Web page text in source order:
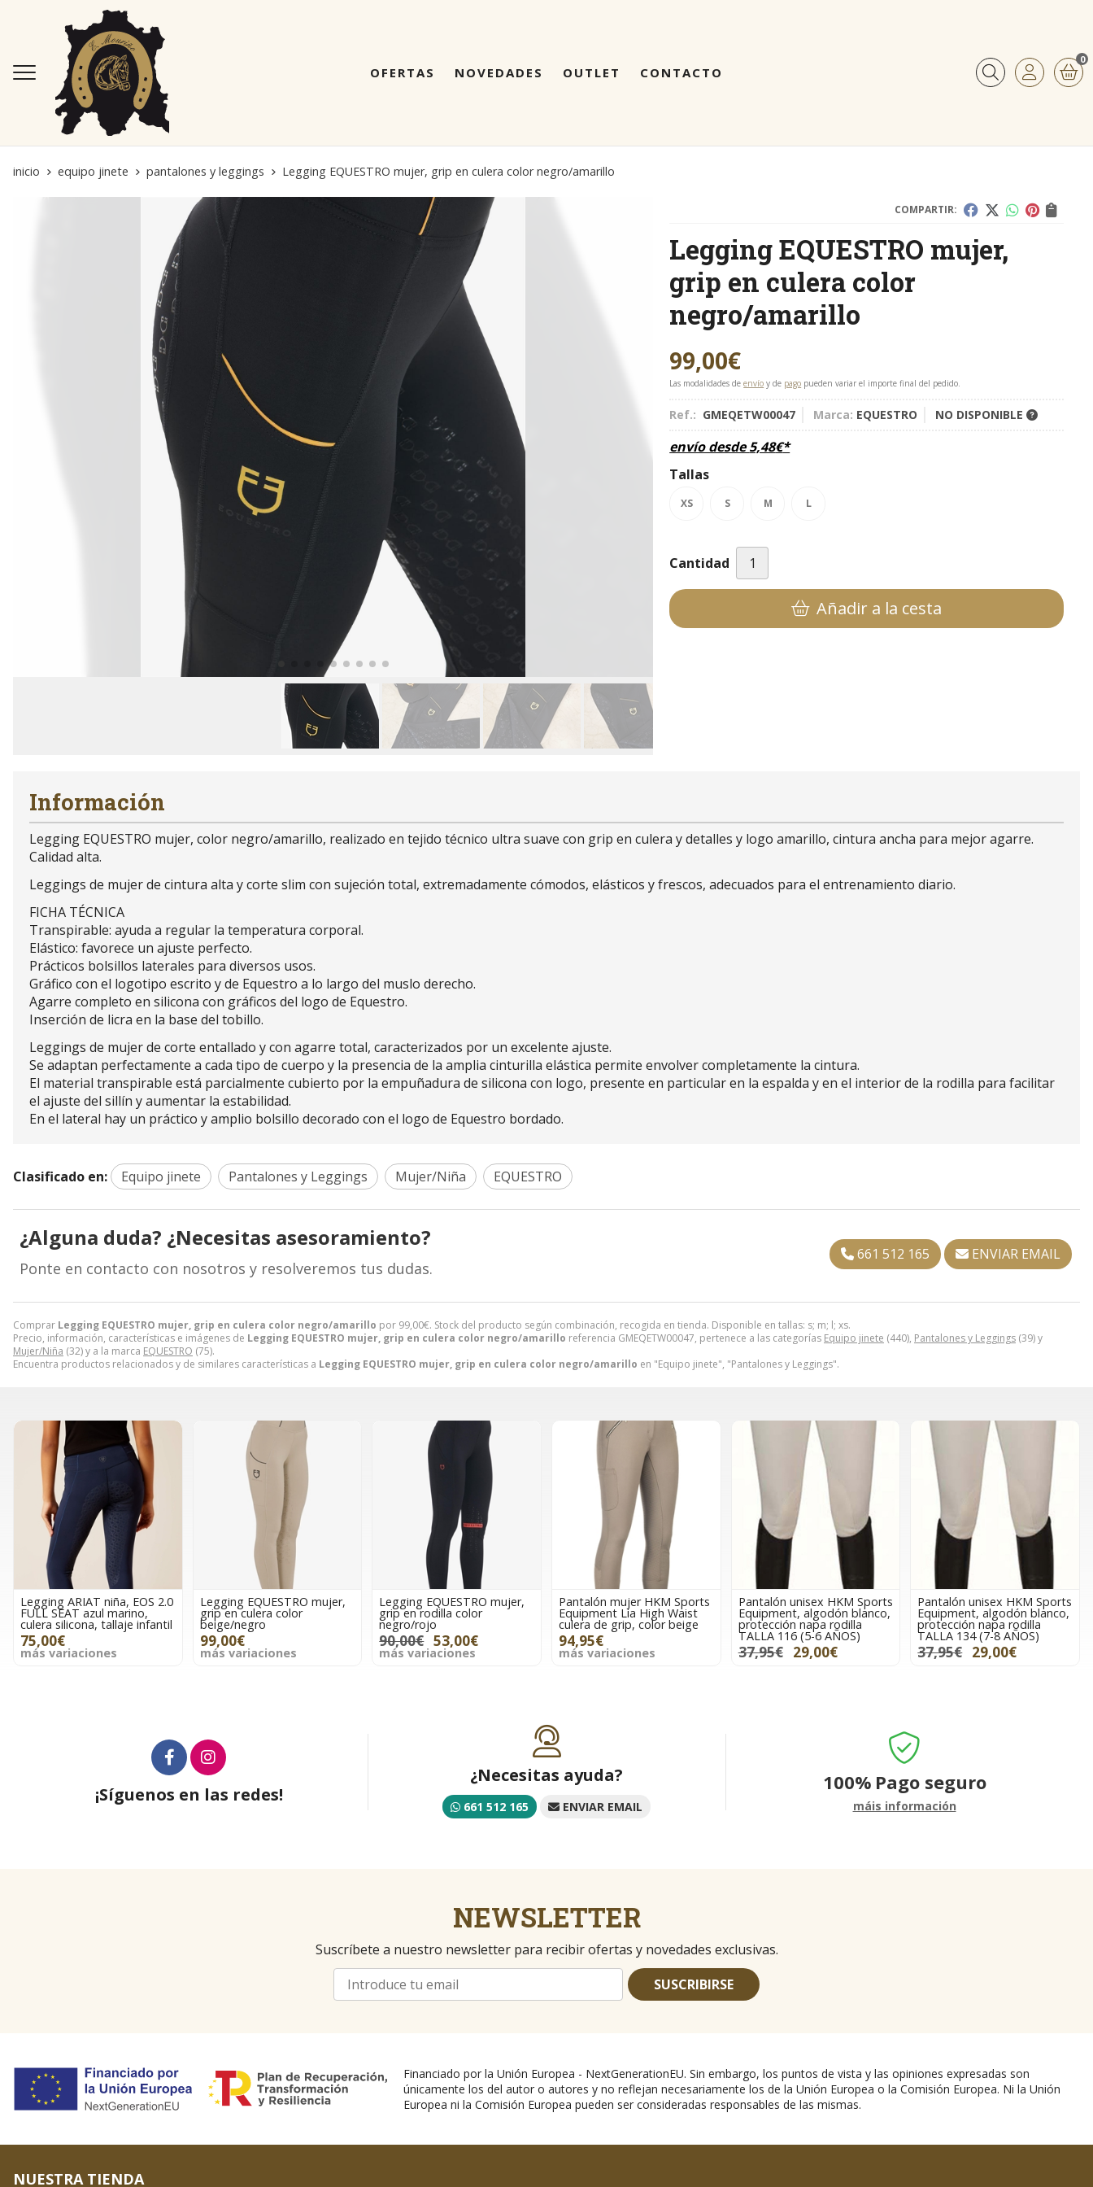
OFERTAS NOVEDADES OUTLET CONTACTO Buscar
0
inicio equipo jinete pantalones y leggings Legging EQUESTRO mujer, grip en culera color negro/amarillo
COMPARTIR:
Legging EQUESTRO mujer,
grip en culera color
negro/amarillo
99,00€
Las modalidades deenvío y de pago pueden variar el importe final del pedido.
Ref.: GMEQETW00047 Marca: EQUESTRO NO DISPONIBLE
envío desde5,48€*
Tallas
XS S M L
Cantidad
Añadir a la cesta
Comprar Legging EQUESTRO mujer, grip en culera color negro/amarillo por 99,00€. Stock del producto según combinación, recogida en tienda. Disponible en tallas: s; m; l; xs.
Precio, información, características e imágenes de Legging EQUESTRO mujer, grip en culera color negro/amarillo referencia GMEQETW00047, pertenece a las categorías Equipo jinete (440), Pantalones y Leggings (39) y
Mujer/Niña (32) y a la marca EQUESTRO (75).
Encuentra productos relacionados y de similares características a Legging EQUESTRO mujer, grip en culera color negro/amarillo en "Equipo jinete", "Pantalones y Leggings".
Información
Legging EQUESTRO mujer, color negro/amarillo, realizado en tejido técnico ultra suave con grip en culera y detalles y logo amarillo, cintura ancha para mejor agarre.
Calidad alta.
Leggings de mujer de cintura alta y corte slim con sujeción total, extremadamente cómodos, elásticos y frescos, adecuados para el entrenamiento diario.
FICHA TÉCNICA
Transpirable: ayuda a regular la temperatura corporal.
Elástico: favorece un ajuste perfecto.
Prácticos bolsillos laterales para diversos usos.
Gráfico con el logotipo escrito y de Equestro a lo largo del muslo derecho.
Agarre completo en silicona con gráficos del logo de Equestro.
Inserción de licra en la base del tobillo.
Leggings de mujer de corte entallado y con agarre total, caracterizados por un excelente ajuste.
Se adaptan perfectamente a cada tipo de cuerpo y la presencia de la amplia cinturilla elástica permite envolver completamente la cintura.
El material transpirable está parcialmente cubierto por la empuñadura de silicona con logo, presente en particular en la espalda y en el interior de la rodilla para facilitar
el ajuste del sillín y aumentar la estabilidad.
En el lateral hay un práctico y amplio bolsillo decorado con el logo de Equestro bordado.
Clasificado en: Equipo jinete Pantalones y Leggings Mujer/Niña EQUESTRO
¿Alguna duda? ¿Necesitas asesoramiento?
Ponte en contacto con nosotros y resolveremos tus dudas.
661 512 165 ENVIAR EMAIL
Legging ARIAT niña, EOS 2.0
FULL SEAT azul marino,
culera silicona, tallaje infantil
75,00€
más variaciones
Legging EQUESTRO mujer,
grip en culera color
beige/negro
99,00€
más variaciones
Legging EQUESTRO mujer,
grip en rodilla color
negro/rojo
90,00€ 53,00€
más variaciones
Pantalón mujer HKM Sports
Equipment Lia High Waist
culera de grip, color beige
94,95€
más variaciones
Pantalón unisex HKM Sports
Equipment, algodón blanco,
protección napa rodilla
TALLA 116 (5-6 AÑOS)
37,95€ 29,00€
Pantalón unisex HKM Sports
Equipment, algodón blanco,
protección napa rodilla
TALLA 134 (7-8 AÑOS)
37,95€ 29,00€
¡Síguenos en las redes!
¿Necesitas ayuda?
661 512 165 ENVIAR EMAIL
100% Pago seguro
máis información
NEWSLETTER
Suscríbete a nuestro newsletter para recibir ofertas y novedades exclusivas.
SUSCRIBIRSE
Financiado por la Unión Europea - NextGenerationEU. Sin embargo, los puntos de vista y las opiniones expresadas son
únicamente los del autor o autores y no reflejan necesariamente los de la Unión Europea o la Comisión Europea. Ni la Unión
Europea ni la Comisión Europea pueden ser consideradas responsables de las mismas.
NUESTRA TIENDA